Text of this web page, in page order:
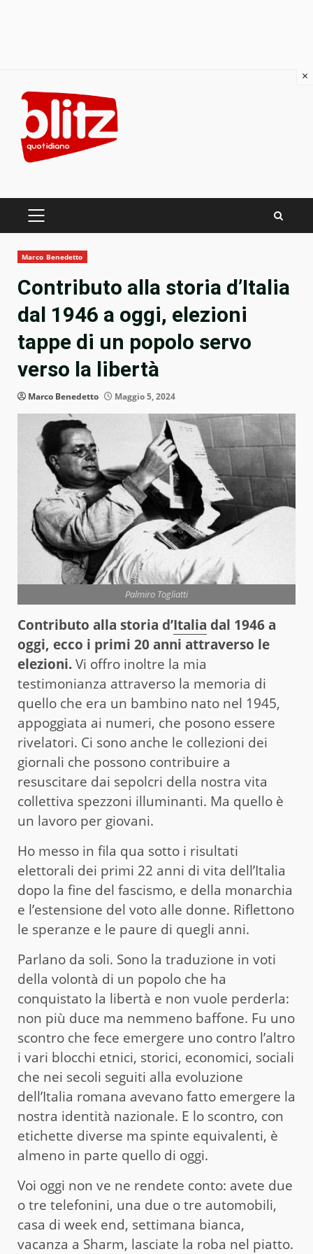
content
PRIMARY
Marco Benedetto
Contributo alla storia d’Italia
dal 1946 a oggi, elezioni
tappe di un popolo servo
verso la libertà
Marco Benedetto Maggio 5, 2024
Palmiro Togliatti
Contributo alla storia d’Italia dal 1946 a
oggi, ecco i primi 20 anni attraverso le
elezioni.Vi offro inoltre la mia
testimonianza attraverso la memoria di
quello che era un bambino nato nel 1945,
appoggiata ai numeri, che posono essere
rivelatori. Ci sono anche le collezioni dei
giornali che possono contribuire a
resuscitare dai sepolcri della nostra vita
collettiva spezzoni illuminanti. Ma quello è
un lavoro per giovani.
Ho messo in fila qua sotto i risultati
elettorali dei primi 22 anni di vita dell’Italia
dopo la fine del fascismo, e della monarchia
e l’estensione del voto alle donne. Riflettono
le speranze e le paure di quegli anni.
Parlano da soli. Sono la traduzione in voti
della volontà di un popolo che ha
conquistato la libertà e non vuole perderla:
non più duce ma nemmeno baffone. Fu uno
scontro che fece emergere uno contro l’altro
i vari blocchi etnici, storici, economici, sociali
che nei secoli seguiti alla evoluzione
dell’Italia romana avevano fatto emergere la
nostra identità nazionale. E lo scontro, con
etichette diverse ma spinte equivalenti, è
almeno in parte quello di oggi.
Voi oggi non ve ne rendete conto: avete due
o tre telefonini, una due o tre automobili,
casa di week end, settimana bianca,
vacanza a Sharm, lasciate la roba nel piatto.
×